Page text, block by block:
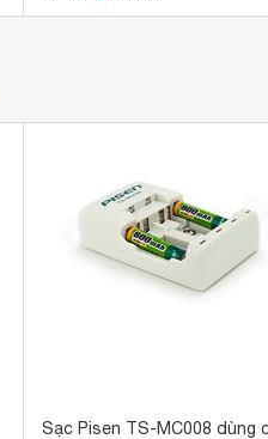
Sạc Pisen TS-MC008 dùng